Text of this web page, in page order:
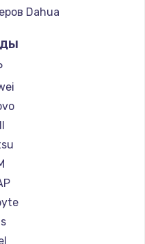
Dahua